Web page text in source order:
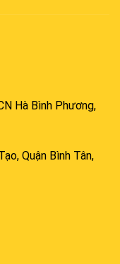
Hà Bình Phương,
Quận Bình Tân,